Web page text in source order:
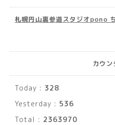
札幌円山裏参道スタジオpono
カウン
Today : 328
Yesterday : 536
Total : 2363970